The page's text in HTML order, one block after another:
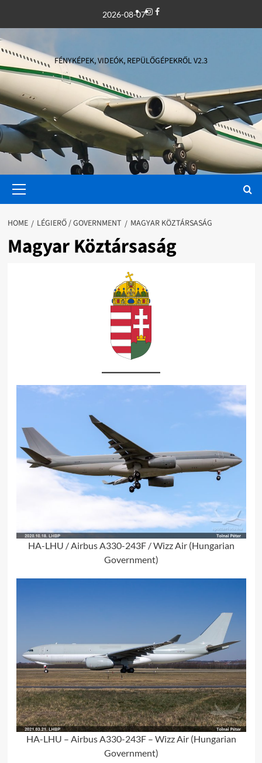
content
2026-08-07Instagram
Facebook
FÉNYKÉPEK, VIDEÓK, REPÜLŐGÉPEKRŐL V2.3
Menu
HOME LÉGIERŐ / GOVERNMENT MAGYAR KÖZTÁRSASÁG
Magyar Köztársaság
HA-LHU / Airbus A330-243F / Wizz Air (Hungarian
Government)
HA-LHU – Airbus A330-243F – Wizz Air (Hungarian
Government)